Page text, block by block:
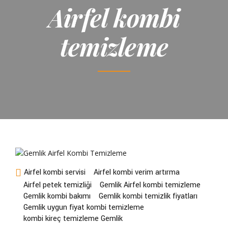
Airfel kombi
temizleme
Airfel kombi servisi
Airfel kombi verim artırma
Airfel petek temizliği
Gemlik Airfel kombi temizleme
Gemlik kombi bakımı
Gemlik kombi temizlik fiyatları
Gemlik uygun fiyat kombi temizleme
kombi kireç temizleme Gemlik